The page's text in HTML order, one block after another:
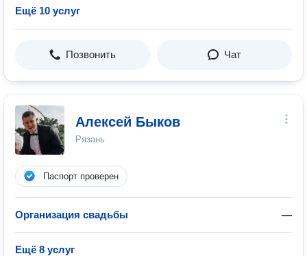
Ещё 10 услуг
Позвонить Чат
Алексей Быков
Рязань
Паспорт проверен
Организация свадьбы —
Ещё 8 услуг